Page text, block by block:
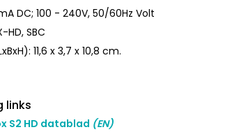
DC; 100 - 240V, 50/60Hz Volt
SBC
11,6 x 3,7 x 10,8 cm.
links
S2 HD datablad (EN)